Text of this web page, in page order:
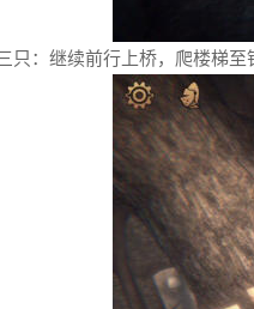
只：继续前行上桥，爬楼梯至